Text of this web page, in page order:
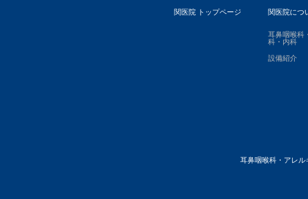
関医院 トップページ 関医院につ
耳鼻咽喉科
科・内科
設備紹介
耳鼻咽喉科・アレ